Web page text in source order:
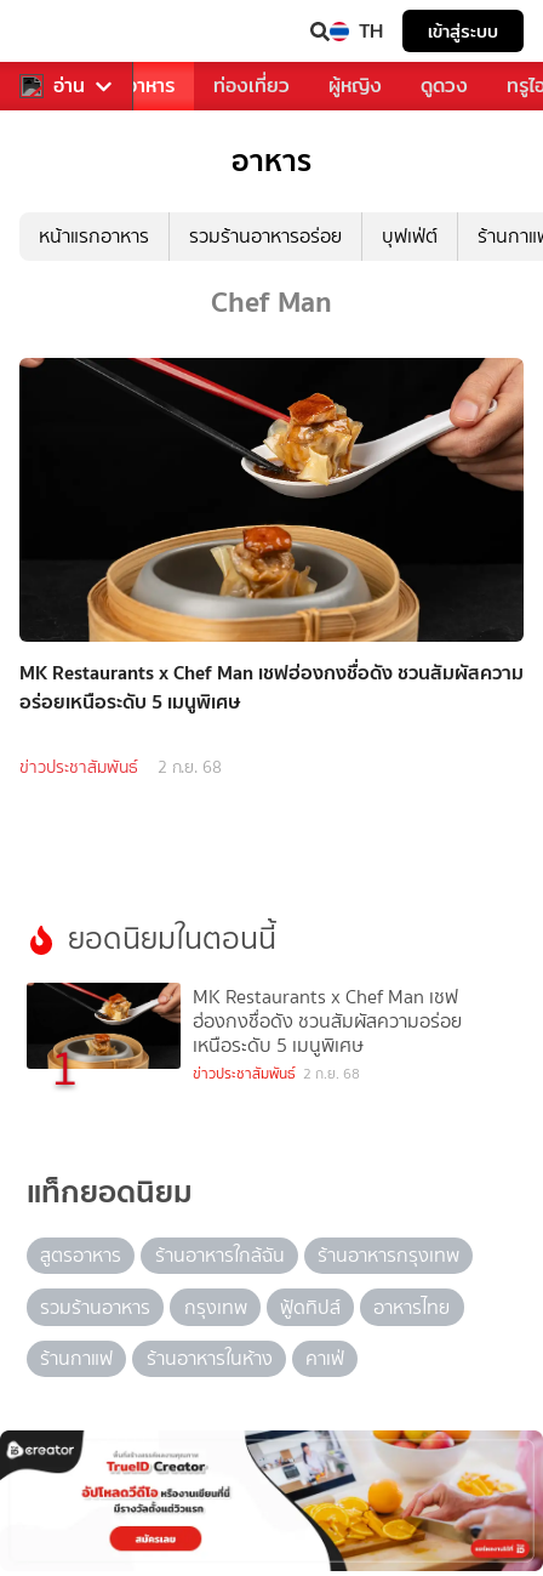
TH เข้าสู่ระบบ
อ่าน
การเพลง อาหาร ท่องเที่ยว ผู้หญิง ดูดวง ทรู
อาหาร
หน้าแรกอาหาร รวมร้านอาหารอร่อย บุฟเฟ่ต์ ร้านกา
Chef Man
MK Restaurants x Chef Man เชฟฮ่องกงชื่อดัง ชวนสัมผัสความ
อร่อยเหนือระดับ 5 เมนูพิเศษ
ข่าวประชาสัมพันธ์ 2 ก.ย. 68
ยอดนิยมในตอนนี้
1
MK Restaurants x Chef Man เชฟ
ฮ่องกงชื่อดัง ชวนสัมผัสความอร่อย
เหนือระดับ 5 เมนูพิเศษ
ข่าวประชาสัมพันธ์ 2 ก.ย. 68
แท็กยอดนิยม
สูตรอาหาร ร้านอาหารใกล้ฉัน
ร้านอาหารกรุงเทพ
รวมร้านอาหาร
กรุงเทพ ฟู้ดทิปส์
อาหารไทย
ร้านกาแฟ
ร้านอาหารในห้าง คาเฟ่